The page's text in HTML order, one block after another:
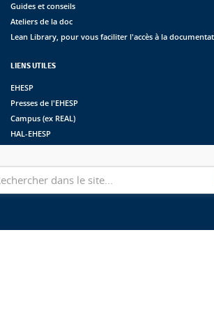
Guides et conseils
Ateliers de la doc
Lean Library, pour vous faciliter l'accès à la
LIENS UTILES
EHESP
Presses de l'EHESP
Campus (ex REAL)
HAL-EHESP
Suivez les bibliothèques de l'EHESP